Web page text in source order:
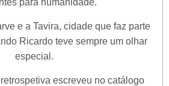
e a Tavira, cidade que faz parte
Ricardo teve sempre um olhar
especial.
escreveu no catálogo